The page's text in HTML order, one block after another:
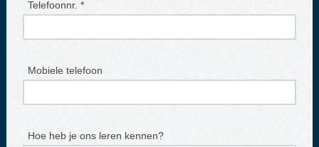
Telefoonnr. *
Mobiele telefoon
Hoe heb je ons leren kennen?